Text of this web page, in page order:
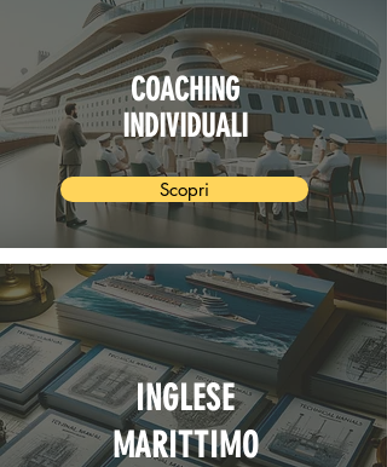
COACHING
INDIVIDUALI
Scopri
INGLESE
MARITTIMO